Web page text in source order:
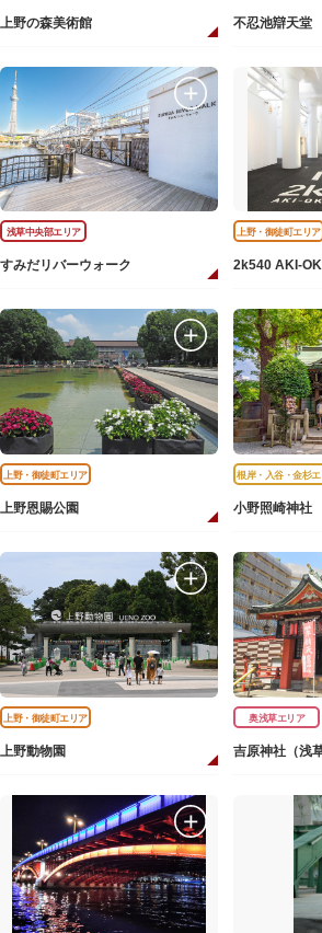
上野の森美術館 不忍池辯天堂
浅草中央部エリア
すみだリバーウォーク
上野・御徒町エリア
2k540 AKI-
上野・御徒町エリア
上野恩賜公園
根岸・入谷・金杉
小野照崎神社
上野・御徒町エリア
上野動物園
奥浅草エリア
吉原神社（浅